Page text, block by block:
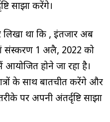
साझा करेंगे।
लिखा था कि , इंतजार अब
1 अप्रैल, 2022 को
आयोजित होने जा रहा है।
छात्रों के साथ बातचीत करेंगे और
पर अपनी अंतर्दृष्टि साझा